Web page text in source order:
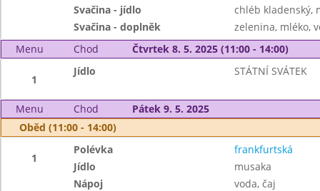
Svačina - jídlo
chléb kladenský,
Svačina - doplněk
zelenina, mléko,
Menu
Chod Čtvrtek 8. 5. 2025 (11:00 - 14:00)
1
Jídlo STÁTNÍ SVÁTEK
Menu Chod
Pátek 9. 5. 2025
Oběd (11:00 - 14:00)
1
Polévka
frankfurtská
Jídlo
musaka
Nápoj
voda, čaj